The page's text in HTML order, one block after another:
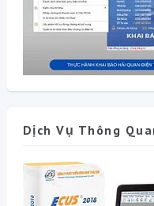
Dịch Vụ Thông